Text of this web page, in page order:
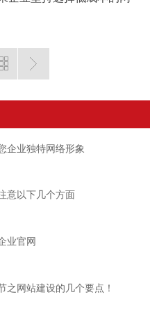
企业独特网络形象
意以下几个方面
业官网
之网站建设的几个要点！